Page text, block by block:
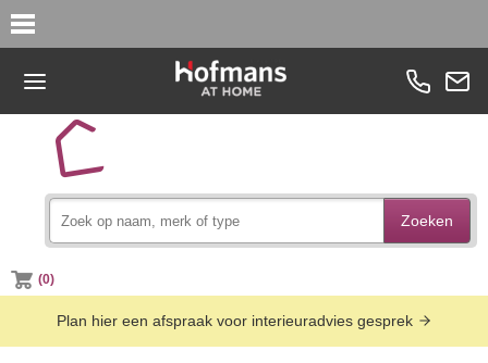
Zoeken
(0)
Plan hier een afspraak voor interieuradvies gesprek